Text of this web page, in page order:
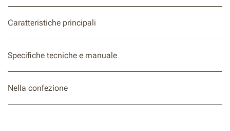
Caratteristiche principali
Specifiche tecniche e manuale
Nella confezione